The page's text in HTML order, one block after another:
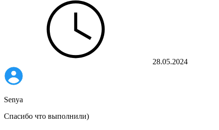
28.05.2024
Senya
Спасибо что выполнили)